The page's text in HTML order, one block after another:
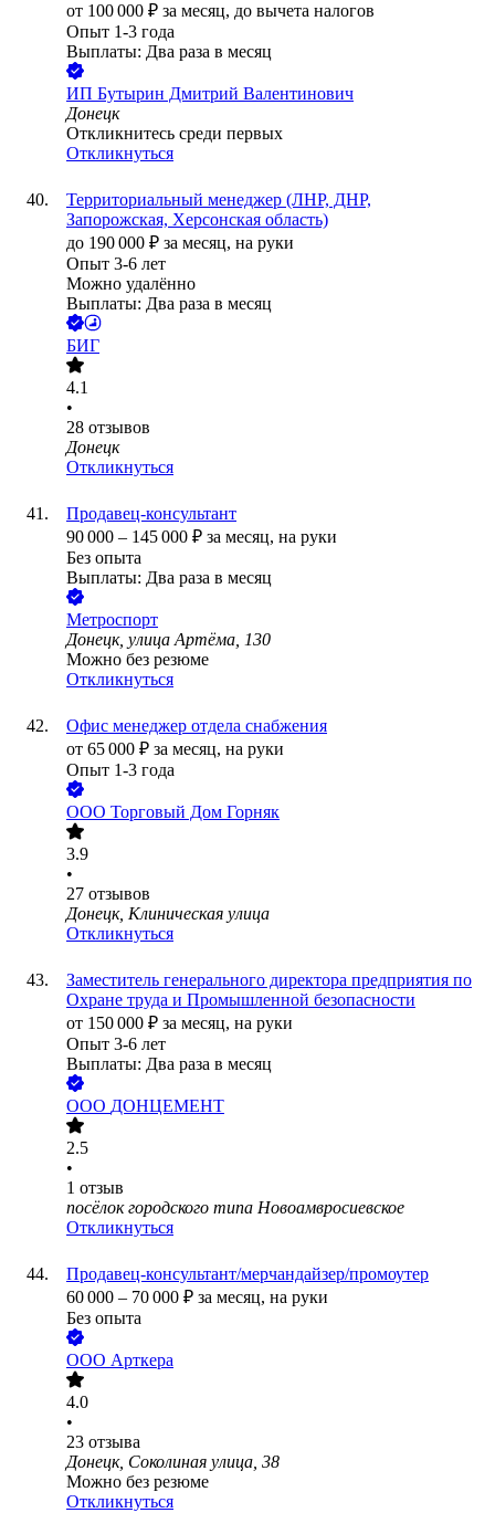
от 100 000 ₽ за месяц, до вычета налогов
Опыт 1-3 года
Выплаты: Два раза в месяц
ИП Бутырин Дмитрий Валентинович
Донецк
Откликнитесь среди первых
Откликнуться
Территориальный менеджер (ЛНР, ДНР,
Запорожская, Херсонская область)
до 190 000 ₽ за месяц, на руки
Опыт 3-6 лет
Можно удалённо
Выплаты: Два раза в месяц
БИГ
4.1
•
28 отзывов
Донецк
Откликнуться
Продавец-консультант
90 000 – 145 000 ₽ за месяц, на руки
Без опыта
Выплаты: Два раза в месяц
Метроспорт
Донецк, улица Артёма, 130
Можно без резюме
Откликнуться
Офис менеджер отдела снабжения
от 65 000 ₽ за месяц, на руки
Опыт 1-3 года
ООО Торговый Дом Горняк
3.9
•
27 отзывов
Донецк, Клиническая улица
Откликнуться
Заместитель генерального директора предприятия по
Охране труда и Промышленной безопасности
от 150 000 ₽ за месяц, на руки
Опыт 3-6 лет
Выплаты: Два раза в месяц
ООО ДОНЦЕМЕНТ
2.5
•
1 отзыв
посёлок городского типа Новоамвросиевское
Откликнуться
Продавец-консультант/мерчандайзер/промоутер
60 000 – 70 000 ₽ за месяц, на руки
Без опыта
ООО Арткера
4.0
•
23 отзыва
Донецк, Соколиная улица, 38
Можно без резюме
Откликнуться